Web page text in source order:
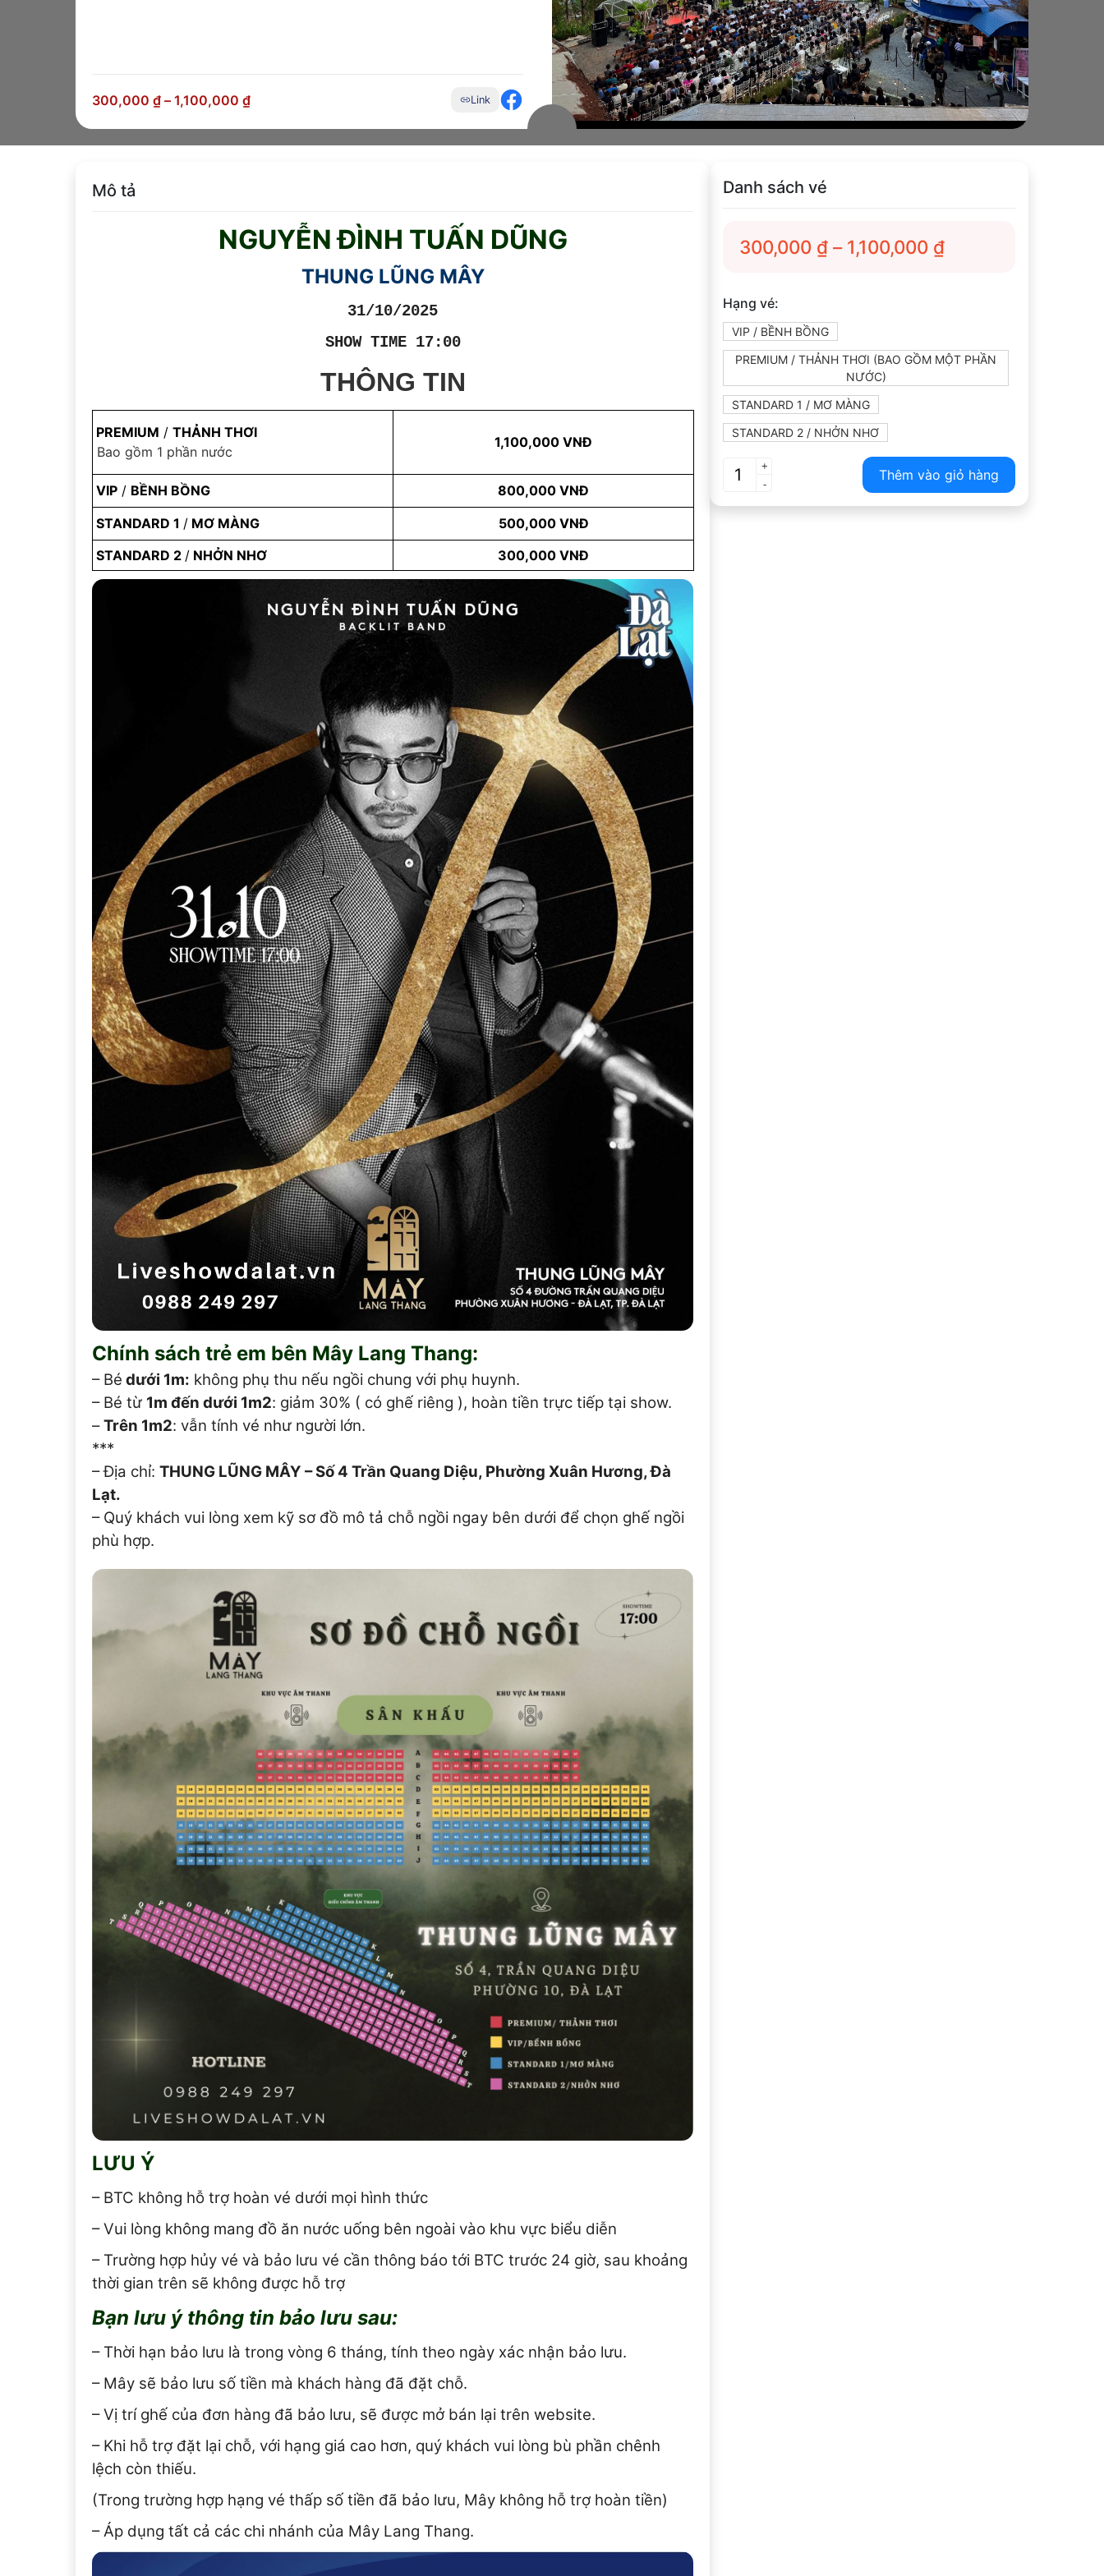
300,000 ₫ – 1,100,000 ₫ Link
Mô tả
NGUYỄN ĐÌNH TUẤN DŨNG
THUNG LŨNG MÂY
31/10/2025
SHOW TIME 17:00
THÔNG TIN
PREMIUM / THẢNH THƠI
Bao gồm 1 phần nước
1,100,000 VNĐ
VIP / BỀNH BỒNG
800,000 VNĐ
STANDARD 1 / MƠ MÀNG
500,000 VNĐ
STANDARD 2 / NHỞN NHƠ 300,000 VNĐ
Chính sách trẻ em bên Mây Lang Thang:
– Bé dưới 1m: không phụ thu nếu ngồi chung với phụ huynh.
– Bé từ 1m đến dưới 1m2: giảm 30% ( có ghế riêng ), hoàn tiền trực tiếp tại show.
–Trên 1m2: vẫn tính vé như người lớn.
***
– Địa chỉ: THUNG LŨNG MÂY – Số 4 Trần Quang Diệu, Phường Xuân Hương, Đà
Lạt.
– Quý khách vui lòng xem kỹ sơ đồ mô tả chỗ ngồi ngay bên dưới để chọn ghế ngồi
phù hợp.
LƯU Ý
– BTC không hỗ trợ hoàn vé dưới mọi hình thức
– Vui lòng không mang đồ ăn nước uống bên ngoài vào khu vực biểu diễn
– Trường hợp hủy vé và bảo lưu vé cần thông báo tới BTC trước 24 giờ, sau khoảng
thời gian trên sẽ không được hỗ trợ
Bạn lưu ý thông tin bảo lưu sau:
– Thời hạn bảo lưu là trong vòng 6 tháng, tính theo ngày xác nhận bảo lưu.
– Mây sẽ bảo lưu số tiền mà khách hàng đã đặt chỗ.
– Vị trí ghế của đơn hàng đã bảo lưu, sẽ được mở bán lại trên website.
– Khi hỗ trợ đặt lại chỗ, với hạng giá cao hơn, quý khách vui lòng bù phần chênh
lệch còn thiếu.
(Trong trường hợp hạng vé thấp số tiền đã bảo lưu, Mây không hỗ trợ hoàn tiền)
– Áp dụng tất cả các chi nhánh của Mây Lang Thang.
Danh sách vé
300,000 ₫ – 1,100,000 ₫
Hạng vé:
VIP / BỀNH BỒNG
PREMIUM / THẢNH THƠI (BAO GỒM MỘT PHẦN
NƯỚC)
STANDARD 1 / MƠ MÀNG
STANDARD 2 / NHỞN NHƠ
+
-
Thêm vào giỏ hàng